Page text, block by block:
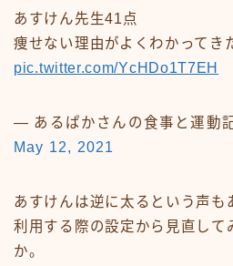
あすけん先生41点
痩せない理由がよくわかってき
pic.twitter.com/YcHDo1T7EH
— あるぱかさんの食事と運動
May 12, 2021
あすけんは逆に太るという声も
利用する際の設定から見直して
か。